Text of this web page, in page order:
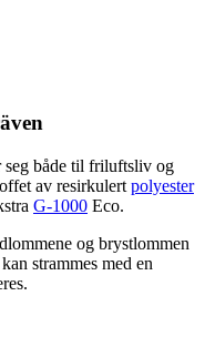
seg både til friluftsliv og
av resirkulert polyester
G-1000 Eco.
og brystlommen
strammes med en